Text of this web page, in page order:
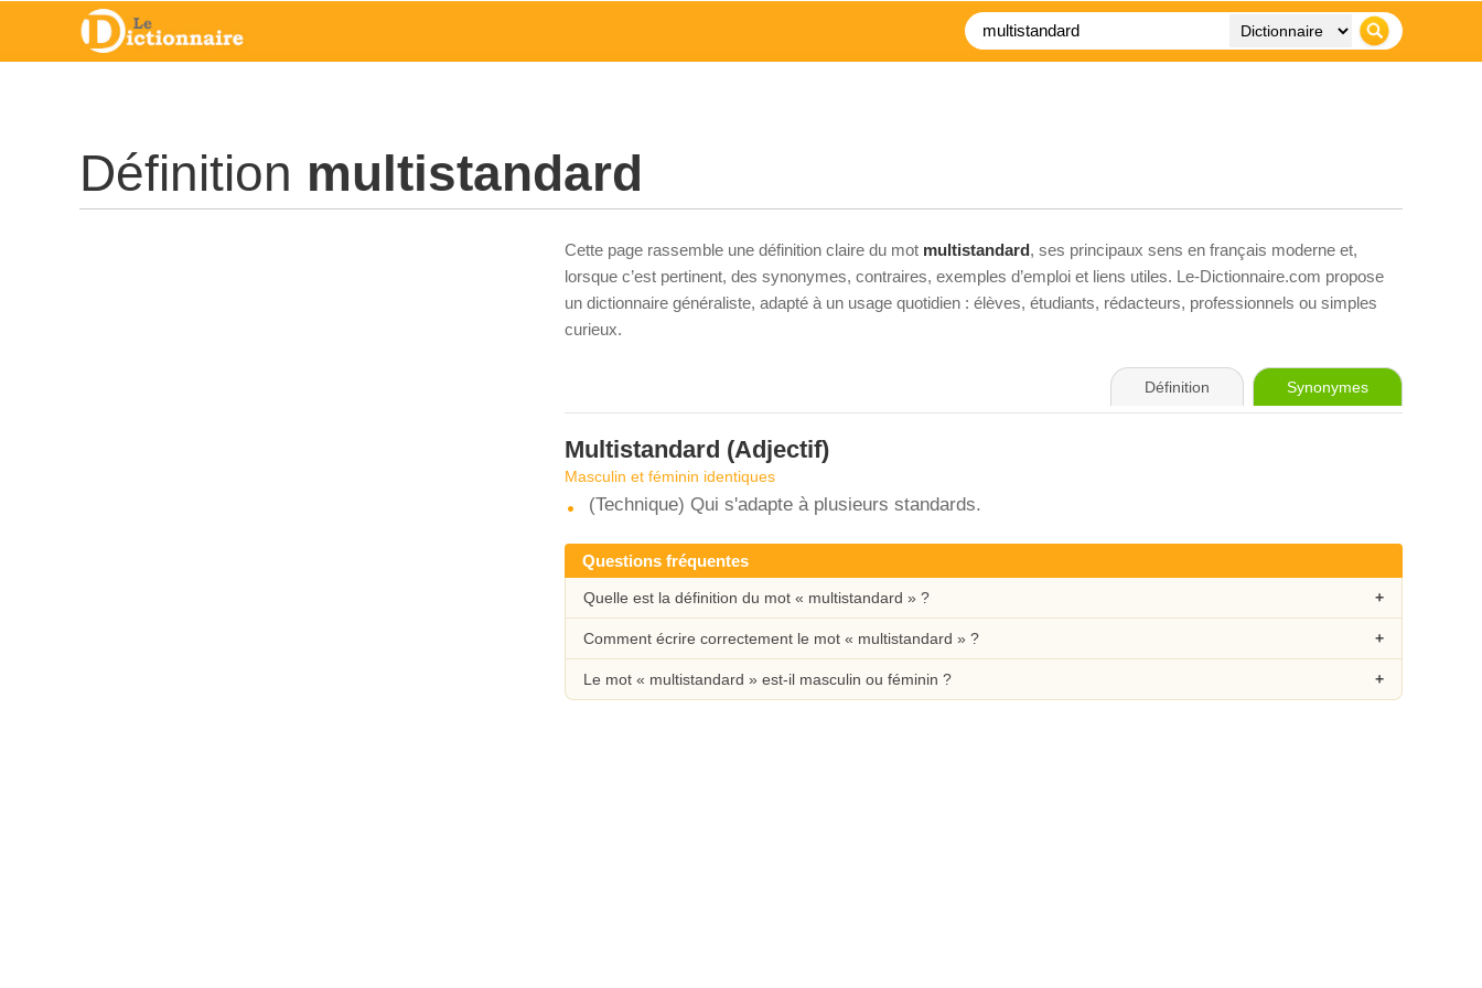
Définition multistandard
Cette page rassemble une définition claire du mot multistandard, ses principaux sens en français moderne et,
lorsque c’est pertinent, des synonymes, contraires, exemples d’emploi et liens utiles. Le-Dictionnaire.com propose
un dictionnaire généraliste, adapté à un usage quotidien : élèves, étudiants, rédacteurs, professionnels ou simples
curieux.
Définition Synonymes
Multistandard (Adjectif)
Masculin et féminin identiques
(Technique) Qui s'adapte à plusieurs standards.
Questions fréquentes
Quelle est la définition du mot « multistandard » ?
Comment écrire correctement le mot « multistandard » ?
Le mot « multistandard » est-il masculin ou féminin ?